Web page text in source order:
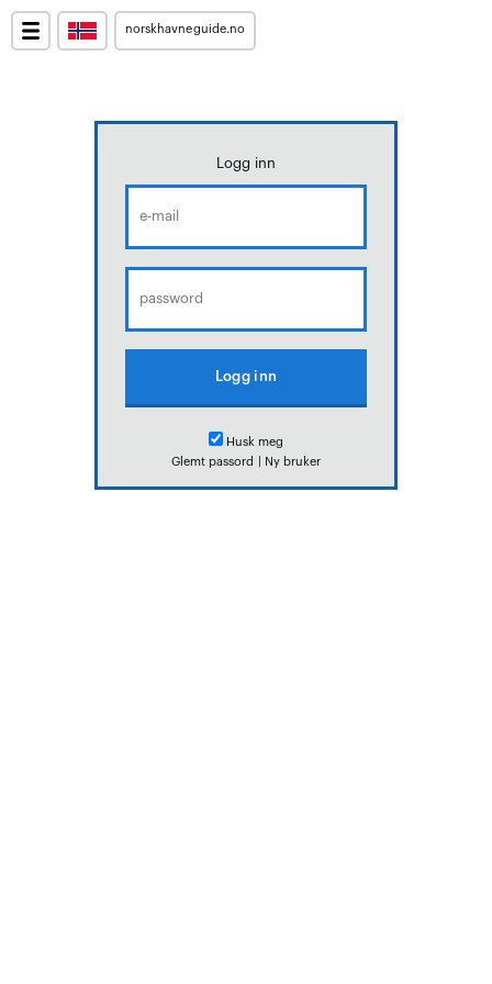
norskhavneguide.no
Logg inn
Husk meg
Glemt passord
Ny bruker